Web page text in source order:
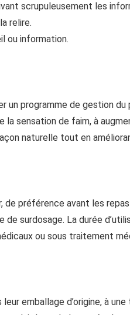
scrupuleusement les
relire.
ou information.
un programme de gestion
la sensation de faim, à
naturelle tout en
de préférence avant les
surdosage. La durée
ou sous traitement
emballage d’origine, à